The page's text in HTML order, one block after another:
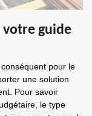
guide
pour le
une solution
Pour savoir
le type